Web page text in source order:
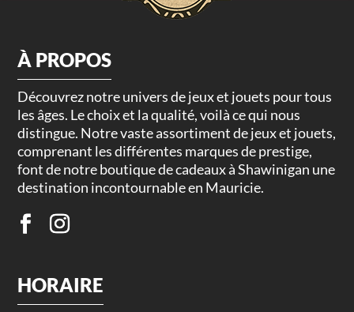
À PROPOS
Découvrez notre univers de jeux et jouets pour tous
les âges. Le choix et la qualité, voilà ce qui nous
distingue. Notre vaste assortiment de jeux et jouets,
comprenant les différentes marques de prestige,
font de notre boutique de cadeaux à Shawinigan une
destination incontournable en Mauricie.
HORAIRE